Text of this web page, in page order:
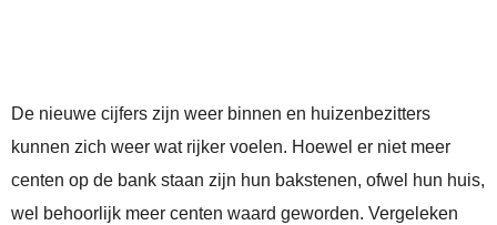
De nieuwe cijfers zijn weer binnen en huizenbezitters
kunnen zich weer wat rijker voelen. Hoewel er niet meer
centen op de bank staan zijn hun bakstenen, ofwel hun huis,
wel behoorlijk meer centen waard geworden. Vergeleken